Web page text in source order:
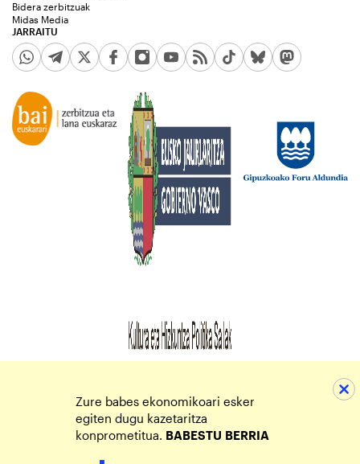
JARRAITU
Bidera zerbitzuak
Midas Media
Zure babes ekonomikoari esker
egiten dugu kazetaritza
konprometitua. BABESTU BERRIA